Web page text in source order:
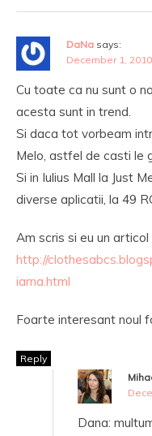
DaNa says:
December 1,
Cu toate ca nu sunt o
acesta sunt in trend.
Si daca tot vorbeam
Melo, astfel de casti le
Si in Iulius Mall la Just
diverse aplicatii, la 49
Am scris si eu un
http://
iarna.html
Foarte interesant noul
Reply
Dana: